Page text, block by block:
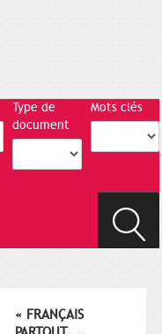
Type de
document
Mots clés
« FRANÇAIS